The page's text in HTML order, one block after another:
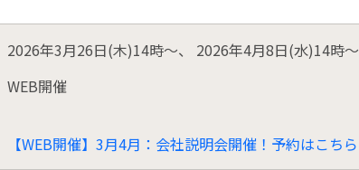
2026年3月26日(木)14時～、 2026年4月8日(水)14時～
WEB開催
【WEB開催】3月4月：会社説明会開催！予約はこちら